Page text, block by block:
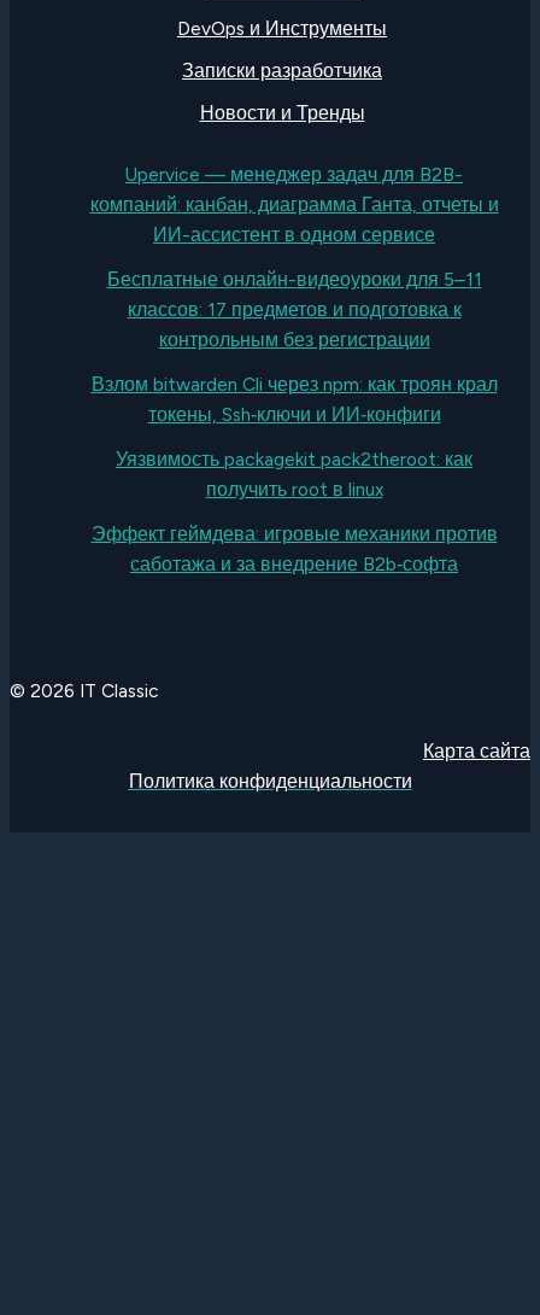
DevOps и Инструменты
Записки разработчика
Новости и Тренды
Upervice — менеджер задач для B2B-
компаний: канбан, диаграмма Ганта, отчеты и
ИИ-ассистент в одном сервисе
Бесплатные онлайн-видеоуроки для 5–11
классов: 17 предметов и подготовка к
контрольным без регистрации
Взлом bitwarden Cli через npm: как троян крал
токены, Ssh‑ключи и ИИ‑конфиги
Уязвимость packagekit pack2theroot: как
получить root в linux
Эффект геймдева: игровые механики против
саботажа и за внедрение B2b‑софта
© 2026 IT Classic
Карта сайта
Политика конфиденциальности